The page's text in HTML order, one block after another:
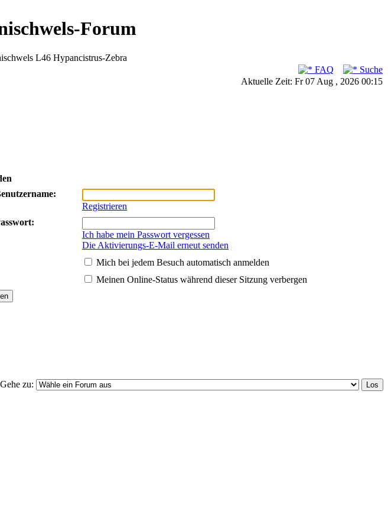
Forum
L46 Hypancistrus-Zebra
FAQ
Suche
Aktuelle Zeit: Fr 07 Aug , 2026 00:15
Registrieren
Ich habe mein Passwort vergessen
Die Aktivierungs-E-Mail erneut senden
Mich bei jedem Besuch automatisch anmelden
Meinen Online-Status während dieser Sitzung verbergen
Gehe zu: